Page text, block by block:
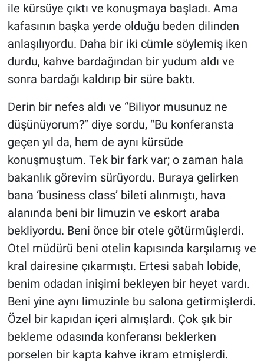
ile kürsüye çıktı ve konuşmaya başladı. Ama
kafasının başka yerde olduğu beden dilinden
anlaşılıyordu. Daha bir iki cümle söylemiş iken
durdu, kahve bardağından bir yudum aldı ve
sonra bardağı kaldırıp bir süre baktı.
Derin bir nefes aldı ve “Biliyor musunuz ne
düşünüyorum?” diye sordu, “Bu konferansta
geçen yıl da, hem de aynı kürsüde
konuşmuştum. Tek bir fark var; o zaman hala
bakanlık görevim sürüyordu. Buraya gelirken
bana ‘business class’ bileti alınmıştı, hava
alanında beni bir limuzin ve eskort araba
bekliyordu. Beni önce bir otele götürmüşlerdi.
Otel müdürü beni otelin kapısında karşılamış ve
kral dairesine çıkarmıştı. Ertesi sabah lobide,
benim odadan inişimi bekleyen bir heyet vardı.
Beni yine aynı limuzinle bu salona getirmişlerdi.
Özel bir kapıdan içeri almışlardı. Çok şık bir
bekleme odasında konferansı beklerken
porselen bir kapta kahve ikram etmişlerdi.